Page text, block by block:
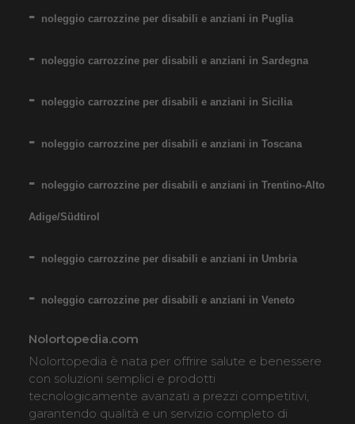
tutta Italia: contattaci per
da 89,00€
SCHEDA COMPLETA
pieghevole ad autospinta
noleggio carrozzine per disabili e anziani in Puglia
noleggio carrozzine per disabili e anziani in Sardegna
noleggio carrozzine per disabili e anziani in Sicilia
noleggio carrozzine per disabili e anziani in Toscana
noleggio carrozzine per disabili e anziani in Trentino-Alto
Adige/Südtirol
noleggio carrozzine per disabili e anziani in Umbria
noleggio carrozzine per disabili e anziani in Veneto
Nolortopedia.com
Nolortopedia è nata per offrire salute e benessere
con soluzioni semplici e prodotti
tecnologicamente avanzati a prezzi competitivi,
garantendo qualità e un servizio completo di